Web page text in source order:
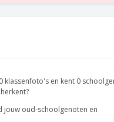
klassenfoto's en kent 0
jouw oud-schoolgenoten en